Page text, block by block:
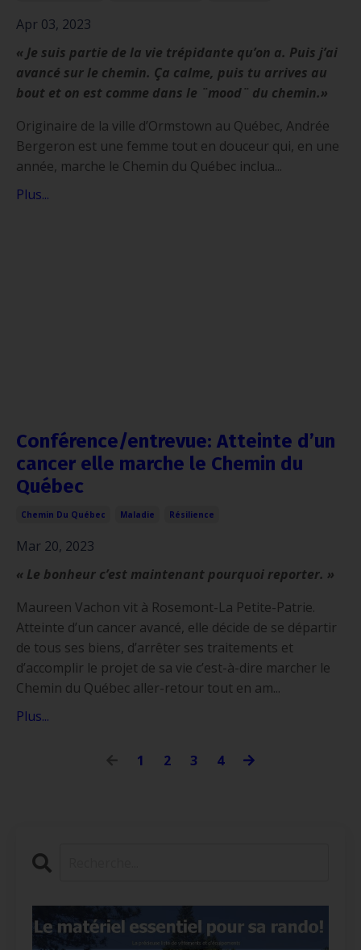
Apr 03, 2023
« Je suis partie de la vie trépidante qu’on a. Puis j’ai
avancé sur le chemin. Ça calme, puis tu arrives au
bout et on est comme dans le ¨mood¨ du chemin.»
Originaire de la ville d’Ormstown au Québec, Andrée
Bergeron est une femme tout en douceur qui, en une
année, marche le Chemin du Québec inclua...
Plus...
Conférence/entrevue: Atteinte d’un
cancer elle marche le Chemin du
Québec
Chemin Du Québec Maladie Résilience
Mar 20, 2023
« Le bonheur c’est maintenant pourquoi reporter. »
Maureen Vachon vit à Rosemont-La Petite-Patrie.
Atteinte d’un cancer avancé, elle décide de se départir
de tous ses biens, d’arrêter ses traitements et
d’accomplir le projet de sa vie c’est-à-dire marcher le
Chemin du Québec aller-retour tout en am...
Plus...
1 2 3 4